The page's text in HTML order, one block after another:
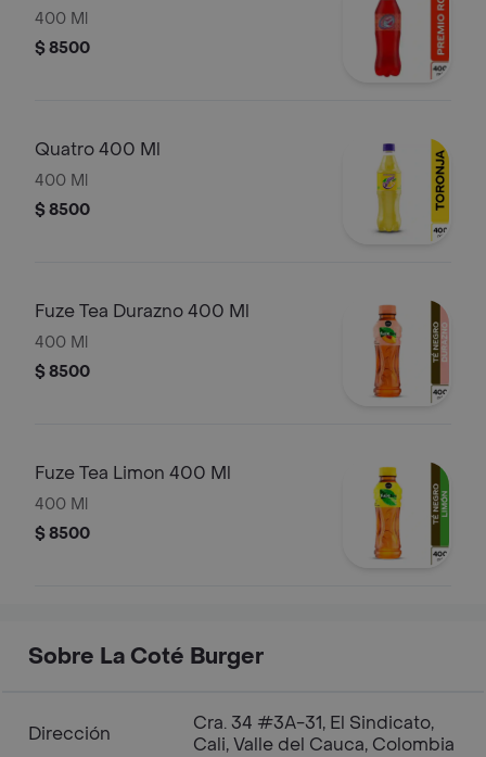
400 Ml
$ 8500
Quatro 400 Ml
400 Ml
$ 8500
Fuze Tea Durazno 400 Ml
400 Ml
$ 8500
Fuze Tea Limon 400 Ml
400 Ml
$ 8500
Sobre La Coté Burger
Dirección
Cra. 34 #3A-31, El Sindicato,
Cali, Valle del Cauca, Colombia